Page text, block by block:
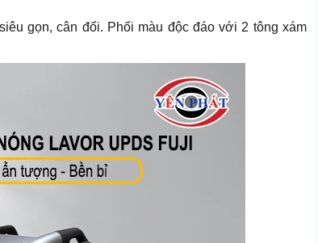
gọn, cân đối. Phối màu độc đáo với 2 tông xám